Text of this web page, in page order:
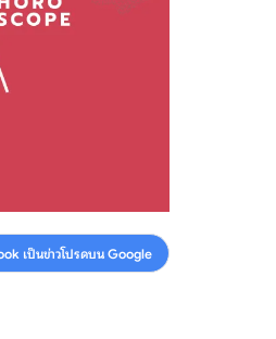
เป็นข่าวโปรดบน Google